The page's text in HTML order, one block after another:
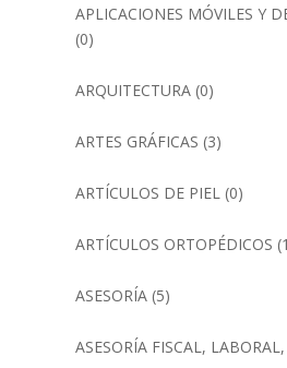
APLICACIONES MÓVILES Y
(0)
ARQUITECTURA(0)
ARTES GRÁFICAS (3)
ARTÍCULOS DE PIEL(0)
ARTÍCULOS ORTOPÉDICOS
ASESORÍA(5)
ASESORÍA FISCAL,